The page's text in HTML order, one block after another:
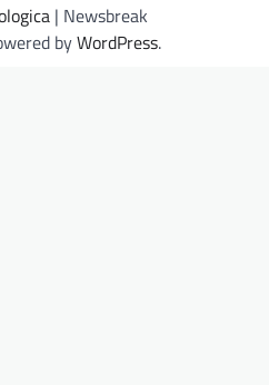
| Newsbreak
byWordPress.